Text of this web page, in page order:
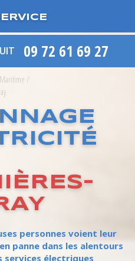
09 72 61 69 27
/
personnes voient leur
panne dans les alentours
services électriques